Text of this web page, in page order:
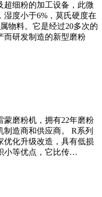
超细粉的加工设备，此微
度小于6%，莫氏硬度在
物料。它是经过20多次的
而研发制造的新型磨粉
蒙磨粉机，拥有22年磨粉
造商和供应商。 R系列
优化升级改造，具有低损
小等优点，它比传…